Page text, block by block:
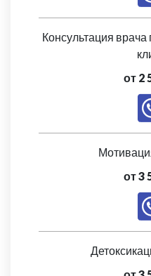
Консультация врача
от 2
от 3